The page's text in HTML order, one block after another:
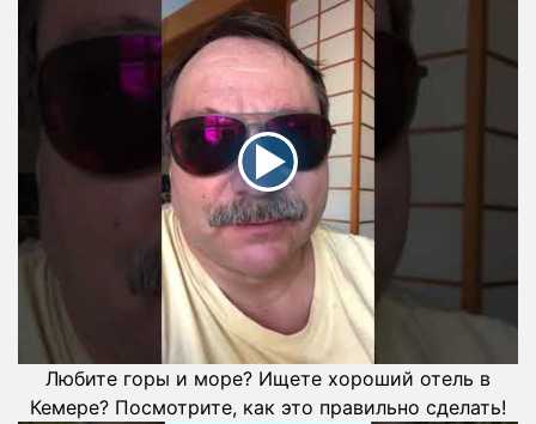
Любите горы и море? Ищете хороший отель в
Кемере? Посмотрите, как это правильно сделать!